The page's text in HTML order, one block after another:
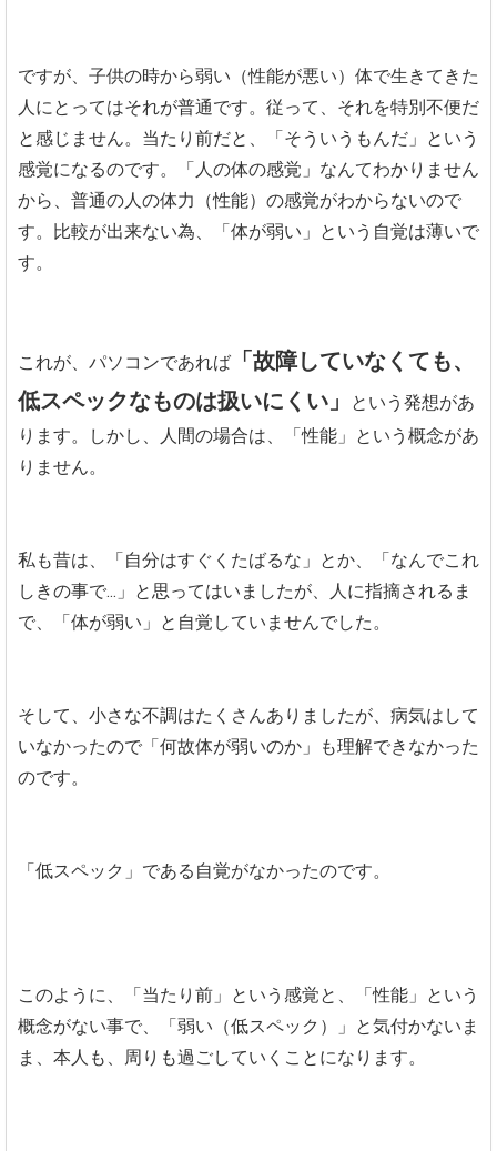
ですが、子供の時から弱い（性能が悪い）体で生きてきた
人にとってはそれが普通です。従って、それを特別不便だ
と感じません。当たり前だと、「そういうもんだ」という
感覚になるのです。「人の体の感覚」なんてわかりません
から、普通の人の体力（性能）の感覚がわからないので
す。比較が出来ない為、「体が弱い」という自覚は薄いで
す。
これが、パソコンであれば
「故障していなくても、
低スペックなものは扱いにくい」
という発想があ
ります。しかし、人間の場合は、「性能」という概念があ
りません。
私も昔は、「自分はすぐくたばるな」とか、「なんでこれ
しきの事で...」と思ってはいましたが、人に指摘されるま
で、「体が弱い」と自覚していませんでした。
そして、小さな不調はたくさんありましたが、病気はして
いなかったので「何故体が弱いのか」も理解できなかった
のです。
「低スペック」である自覚がなかったのです。
このように、「当たり前」という感覚と、「性能」という
概念がない事で、「弱い（低スペック）」と気付かないま
ま、本人も、周りも過ごしていくことになります。